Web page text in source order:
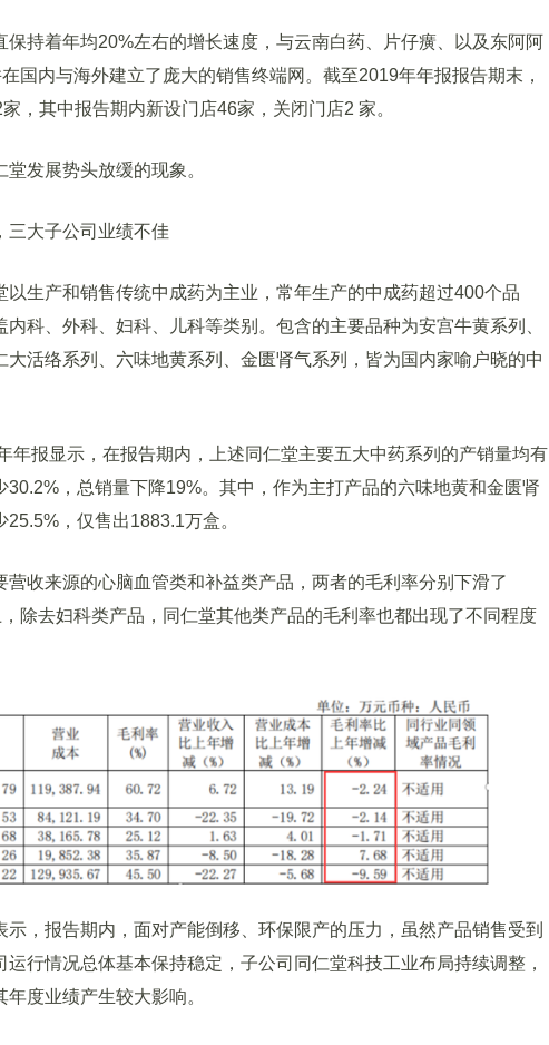
着年均20%左右的增长速度，与云南白药、片仔癀、以及东阿阿
在国内与海外建立了庞大的销售终端网。截至2019年年报报告期末，
，其中报告期内新设门店46家，关闭门店2 家。
发展势头放缓的现象。
大子公司业绩不佳
生产和销售传统中成药为主业，常年生产的中成药超过400个品
科、外科、妇科、儿科等类别。包含的主要品种为安宫牛黄系列、
大活络系列、六味地黄系列、金匮肾气系列，皆为国内家喻户晓的中
报显示，在报告期内，上述同仁堂主要五大中药系列的产销量均有
30.2%，总销量下降19%。其中，作为主打产品的六味地黄和金匮肾
，仅售出1883.1万盒。
来源的心脑血管类和补益类产品，两者的毛利率分别下滑了
除去妇科类产品，同仁堂其他类产品的毛利率也都出现了不同程度
报告期内，面对产能倒移、环保限产的压力，虽然产品销售受到
行情况总体基本保持稳定，子公司同仁堂科技工业布局持续调整，
度业绩产生较大影响。